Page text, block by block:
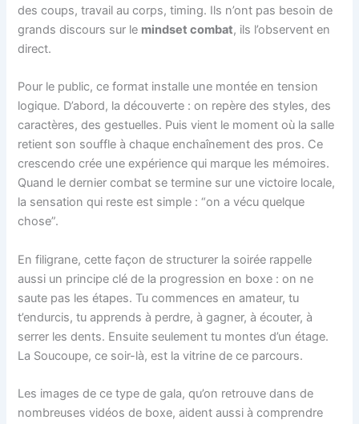
des coups, travail au corps, timing. Ils n’ont pas besoin de
grands discours sur le mindset combat, ils l’observent en
direct.
Pour le public, ce format installe une montée en tension
logique. D’abord, la découverte : on repère des styles, des
caractères, des gestuelles. Puis vient le moment où la salle
retient son souffle à chaque enchaînement des pros. Ce
crescendo crée une expérience qui marque les mémoires.
Quand le dernier combat se termine sur une victoire locale,
la sensation qui reste est simple : “on a vécu quelque
chose”.
En filigrane, cette façon de structurer la soirée rappelle
aussi un principe clé de la progression en boxe : on ne
saute pas les étapes. Tu commences en amateur, tu
t’endurcis, tu apprends à perdre, à gagner, à écouter, à
serrer les dents. Ensuite seulement tu montes d’un étage.
La Soucoupe, ce soir-là, est la vitrine de ce parcours.
Les images de ce type de gala, qu’on retrouve dans de
nombreuses vidéos de boxe, aident aussi à comprendre